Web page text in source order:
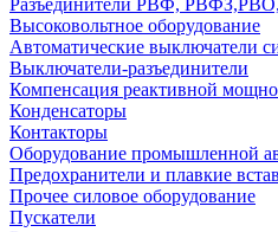
Разъединители РВФ,
Высоковольтное оборудование
Автоматические выключатели
Выключатели-разъединители
Компенсация реактивной
Конденсаторы
Контакторы
Оборудование промышленной
Предохранители и плавкие
Прочее силовое оборудование
Пускатели